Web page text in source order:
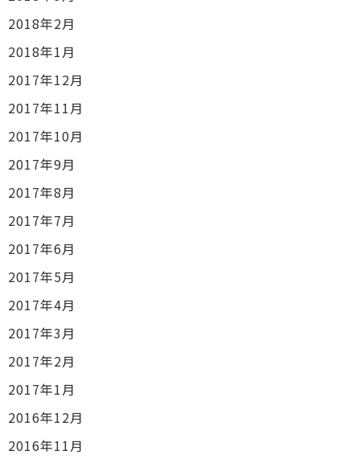
2018年2月
2018年1月
2017年12月
2017年11月
2017年10月
2017年9月
2017年8月
2017年7月
2017年6月
2017年5月
2017年4月
2017年3月
2017年2月
2017年1月
2016年12月
2016年11月